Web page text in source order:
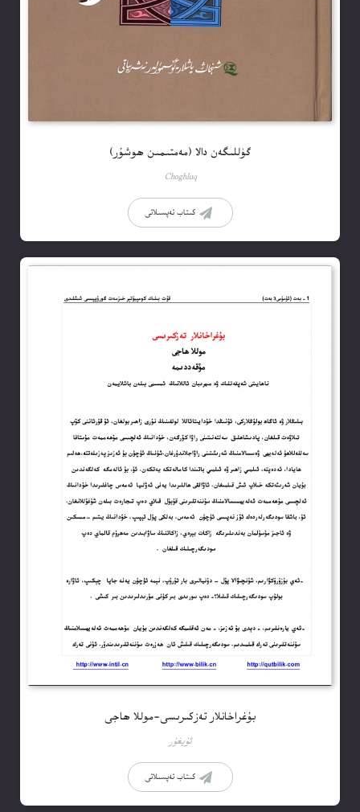
گۈللىگەن دالا (مەمتىمىن ھوشۇر)
Choghluq
كىتاب تەپسىلاتى
بۇغراخانلار تەزكىرىسى-موللا ھاجى
ئۇيغۇر
كىتاب تەپسىلاتى